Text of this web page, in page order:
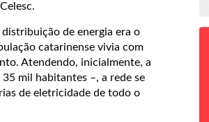
de energia era o
catarinense vivia com
Atendendo, inicialmente, a
mil habitantes –, a rede se
de eletricidade de todo o